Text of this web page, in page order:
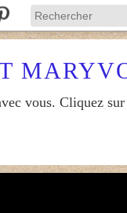
vous. Cliquez